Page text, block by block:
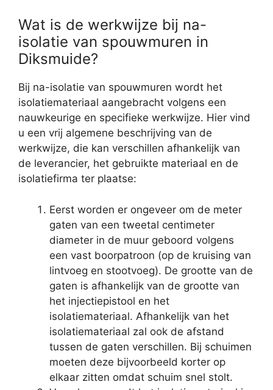
Wat is de werkwijze bij na-
isolatie van spouwmuren in
Diksmuide?
Bij na-isolatie van spouwmuren wordt het
isolatiemateriaal aangebracht volgens een
nauwkeurige en specifieke werkwijze. Hier vind
u een vrij algemene beschrijving van de
werkwijze, die kan verschillen afhankelijk van
de leverancier, het gebruikte materiaal en de
isolatiefirma ter plaatse:
Eerst worden er ongeveer om de meter
gaten van een tweetal centimeter
diameter in de muur geboord volgens
een vast boorpatroon (op de kruising van
lintvoeg en stootvoeg). De grootte van de
gaten is afhankelijk van de grootte van
het injectiepistool en het
isolatiemateriaal. Afhankelijk van het
isolatiemateriaal zal ook de afstand
tussen de gaten verschillen. Bij schuimen
moeten deze bijvoorbeeld korter op
elkaar zitten omdat schuim snel stolt.